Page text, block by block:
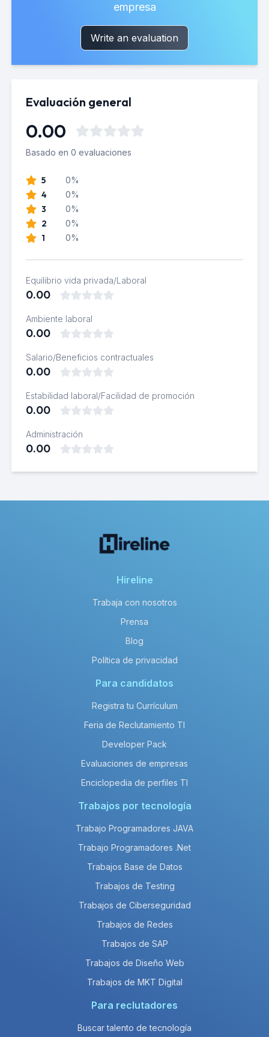
empresa
Write an evaluation
Evaluación general
0.00
Basado en 0 evaluaciones
5 0%
4 0%
3 0%
2 0%
1 0%
Equilibrio vida privada/Laboral
0.00
Ambiente laboral
0.00
Salario/Beneficios contractuales
0.00
Estabilidad laboral/Facilidad de promoción
0.00
Administración
0.00
Hireline
Trabaja con nosotros
Prensa
Blog
Política de privacidad
Para candidatos
Registra tu Currículum
Feria de Reclutamiento TI
Developer Pack
Evaluaciones de empresas
Enciclopedia de perfiles TI
Trabajos por tecnología
Trabajo Programadores JAVA
Trabajo Programadores .Net
Trabajos Base de Datos
Trabajos de Testing
Trabajos de Ciberseguridad
Trabajos de Redes
Trabajos de SAP
Trabajos de Diseño Web
Trabajos de MKT Digital
Para reclutadores
Buscar talento de tecnología